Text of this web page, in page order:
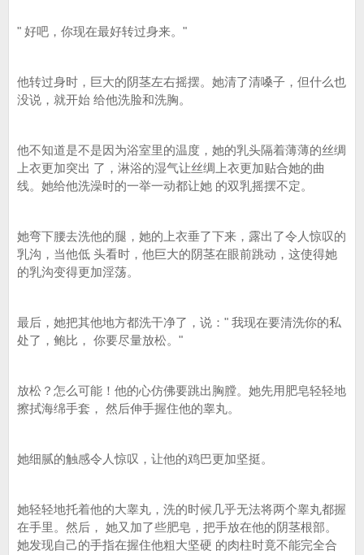
" 好吧，你现在最好转过身来。"
他转过身时，巨大的阴茎左右摇摆。她清了清嗓子，但什么也
没说，就开始 给他洗脸和洗胸。
他不知道是不是因为浴室里的温度，她的乳头隔着薄薄的丝绸
上衣更加突出 了，淋浴的湿气让丝绸上衣更加贴合她的曲
线。她给他洗澡时的一举一动都让她 的双乳摇摆不定。
她弯下腰去洗他的腿，她的上衣垂了下来，露出了令人惊叹的
乳沟，当他低 头看时，他巨大的阴茎在眼前跳动，这使得她
的乳沟变得更加淫荡。
最后，她把其他地方都洗干净了，说：" 我现在要清洗你的私
处了，鲍比， 你要尽量放松。"
放松？怎么可能！他的心仿佛要跳出胸膛。她先用肥皂轻轻地
擦拭海绵手套， 然后伸手握住他的睾丸。
她细腻的触感令人惊叹，让他的鸡巴更加坚挺。
她轻轻地托着他的大睾丸，洗的时候几乎无法将两个睾丸都握
在手里。然后， 她又加了些肥皂，把手放在他的阴茎根部。
她发现自己的手指在握住他粗大坚硬 的肉柱时竟不能完全合